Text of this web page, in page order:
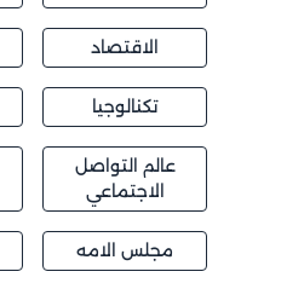
الاقتصاد
تكنالوجيا
عالم التواصل
الاجتماعي
مجلس الامه